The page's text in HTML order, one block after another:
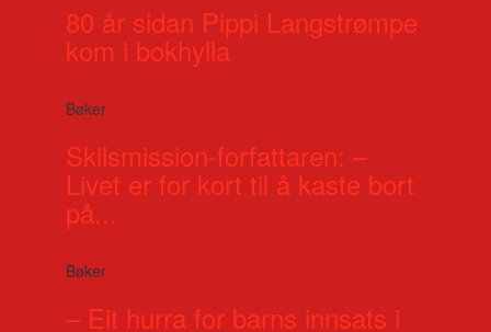
80 år sidan Pippi Langstrømpe
kom i bokhylla
Bøker
Skilsmission-forfattaren: –
Livet er for kort til å kaste bort
på...
Bøker
– Eit hurra for barns innsats i